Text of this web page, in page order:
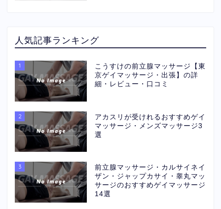
人気記事ランキング
1
こうすけの前立腺マッサージ【東
京ゲイマッサージ・出張】の詳
細・レビュー・口コミ
2
アカスリが受けれるおすすめゲイ
マッサージ・メンズマッサージ3
選
3
前立腺マッサージ・カルサイネイ
ザン・ジャップカサイ・睾丸マッ
サージのおすすめゲイマッサージ
14選